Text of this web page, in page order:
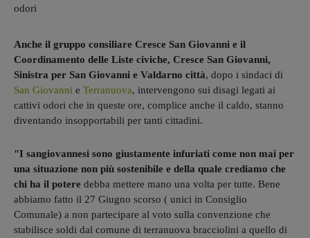
odori
Anche il gruppo consiliare Cresce San Giovanni e il
Coordinamento delle Liste civiche, Cresce San Giovanni,
Sinistra per San Giovanni e Valdarno città, dopo i sindaci di
San Giovanni e Terranuova, intervengono sui disagi legati ai
cattivi odori che in queste ore, complice anche il caldo, stanno
diventando insopportabili per tanti cittadini.
"I sangiovannesi sono giustamente infuriati come non mai per
una situazione non più sostenibile e della quale crediamo che
chi ha il potere debba mettere mano una volta per tutte. Bene
abbiamo fatto il 27 Giugno scorso ( unici in Consiglio
Comunale) a non partecipare al voto sulla convenzione che
stabilisce soldi dal comune di terranuova bracciolini a quello di